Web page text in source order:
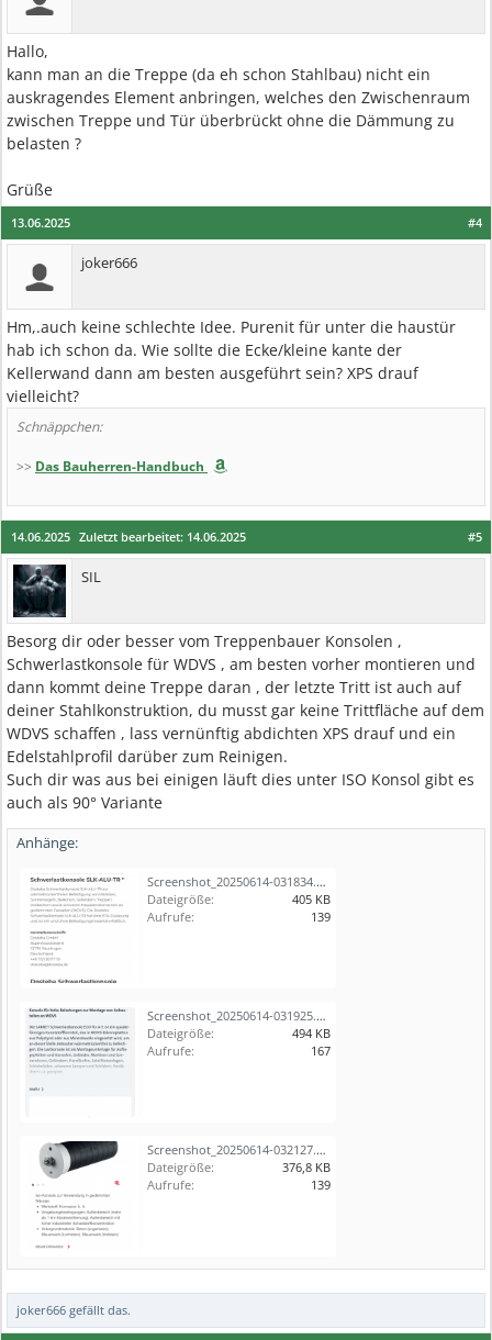
Hallo,
kann man an die Treppe (da eh schon Stahlbau) nicht ein
auskragendes Element anbringen, welches den Zwischenraum
zwischen Treppe und Tür überbrückt ohne die Dämmung zu
belasten ?
Grüße
#4
13.06.2025
joker666
Hm,.auch keine schlechte Idee. Purenit für unter die haustür
hab ich schon da. Wie sollte die Ecke/kleine kante der
Kellerwand dann am besten ausgeführt sein? XPS drauf
vielleicht?
Schnäppchen:
>> Das Bauherren-Handbuch
#5
14.06.2025 Zuletzt bearbeitet: 14.06.2025
SIL
Besorg dir oder besser vom Treppenbauer Konsolen ,
Schwerlastkonsole für WDVS , am besten vorher montieren und
dann kommt deine Treppe daran , der letzte Tritt ist auch auf
deiner Stahlkonstruktion, du musst gar keine Trittfläche auf dem
WDVS schaffen , lass vernünftig abdichten XPS drauf und ein
Edelstahlprofil darüber zum Reinigen.
Such dir was aus bei einigen läuft dies unter ISO Konsol gibt es
auch als 90° Variante
Anhänge:
Screenshot_20250614-031834.png
Dateigröße:
405 KB
Aufrufe:
139
Screenshot_20250614-031925.png
Dateigröße:
494 KB
Aufrufe:
167
Screenshot_20250614-032127.png
Dateigröße:
376,8 KB
Aufrufe:
139
joker666 gefällt das.